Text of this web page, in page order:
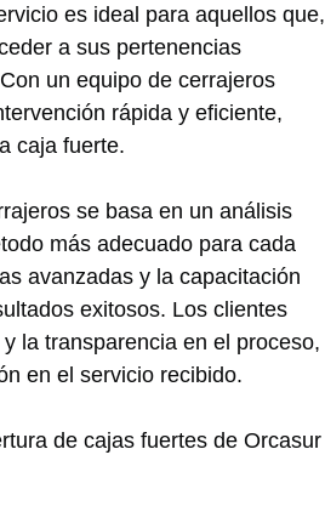
es ideal para aquellos que,
a sus pertenencias
un equipo de cerrajeros
rápida y eficiente,
caja fuerte.
se basa en un análisis
más adecuado para cada
avanzadas y la capacitación
exitosos. Los clientes
la transparencia en el proceso,
en el servicio recibido.
de cajas fuertes de Orcasur